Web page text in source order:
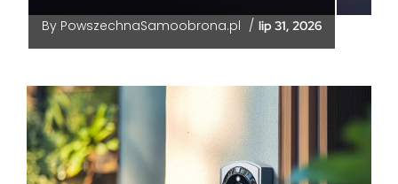
By PowszechnaSamoobrona.pl / lip 31, 2026